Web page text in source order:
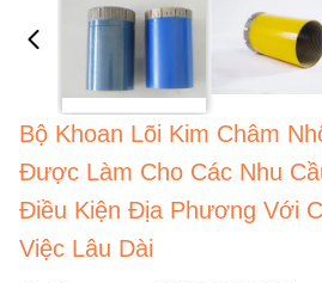
Bộ Khoan Lõi Kim Châm
Được Làm Cho Các Nhu
Điều Kiện Địa Phương Với
Việc Lâu Dài